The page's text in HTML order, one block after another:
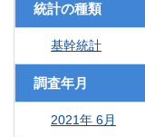
統計の種類
基幹統計
調査年月
2021年 6月